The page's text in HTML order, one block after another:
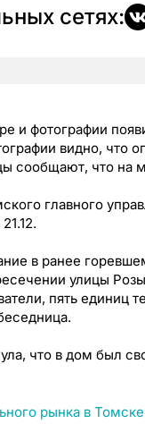
сетях:
и фотографии
видно, что
сообщают, что
главного
в ранее
улицы
пять единиц
что в дом был